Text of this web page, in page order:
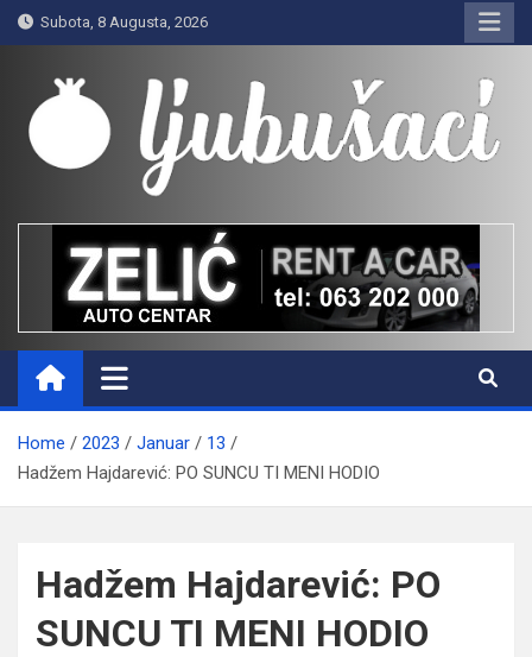
Skip
to
content
Subota, 8 Augusta, 2026
Ljubušaci
Svom voljenom gradu
Home 2023 Januar
13
Hadžem Hajdarević: PO SUNCU TI MENI HODIO
Hadžem Hajdarević: PO
SUNCU TI MENI HODIO